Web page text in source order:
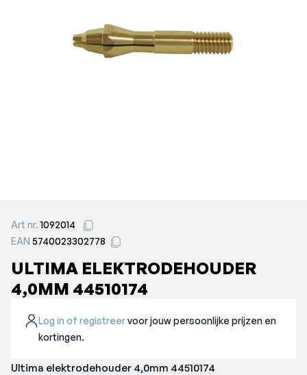
Art nr.1092014
EAN 5740023302778
ULTIMA ELEKTRODEHOUDER
4,0MM 44510174
Log in of registreervoor jouw persoonlijke prijzen en
kortingen.
Ultima elektrodehouder 4,0mm 44510174